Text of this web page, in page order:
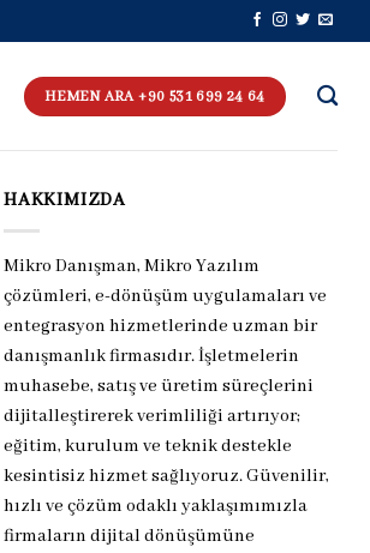
HEMEN ARA +90 531 699 24 64
HAKKIMIZDA
Mikro Danışman, Mikro Yazılım
çözümleri, e-dönüşüm uygulamaları ve
entegrasyon hizmetlerinde uzman bir
danışmanlık firmasıdır. İşletmelerin
muhasebe, satış ve üretim süreçlerini
dijitalleştirerek verimliliği artırıyor;
eğitim, kurulum ve teknik destekle
kesintisiz hizmet sağlıyoruz. Güvenilir,
hızlı ve çözüm odaklı yaklaşımımızla
firmaların dijital dönüşümüne